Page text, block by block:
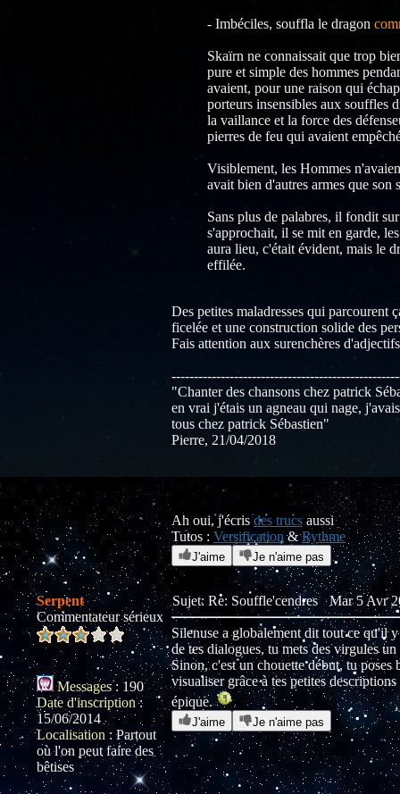
- Imbéciles, souffla le dragon
Skaïrn ne connaissait que trop
pure et simple des hommes
avaient, pour une raison qui
porteurs insensibles aux souffles
la vaillance et la force des
pierres de feu qui avaient
Visiblement, les Hommes
avait bien d'autres armes que son
Sans plus de palabres, il fondit
s'approchait, il se mit en garde,
aura lieu, c'était évident, mais le
effilée.
Des petites maladresses qui parcourent
ficelée et une construction solide des
Fais attention aux surenchères
"Chanter des chansons chez patrick
en vrai j'étais un agneau qui nage,
tous chez patrick Sébastien"
Pierre, 21/04/2018
Ah oui, j'écrisdes trucsaussi
Tutos : Versification&Rythme
J'aime Je n'aime pas
Serpent
Commentateur sérieux
Messages: 190
Date d'inscription:
15/06/2014
Localisation : Partout
où l'on peut faire des
bêtises
Sujet: Re: Souffle'cendresMar 5 Avr
Silenuse a globalement dit tout ce qu'il
de tes dialogues, tu mets des virgules
Sinon, c'est un chouette début, tu poses
visualiser grâce à tes petites
épique.
J'aime Je n'aime pas